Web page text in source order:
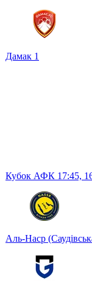
Дамак 1
Кубок АФК 17:45,
Аль-Наср